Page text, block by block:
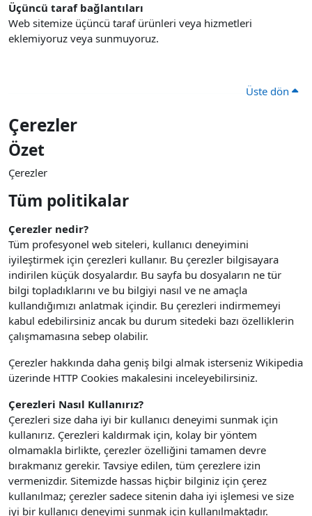
Üçüncü taraf bağlantıları
Web sitemize üçüncü taraf ürünleri veya hizmetleri
eklemiyoruz veya sunmuyoruz.
Üste dön
Çerezler
Özet
Çerezler
Tüm politikalar
Çerezler nedir?
Tüm profesyonel web siteleri, kullanıcı deneyimini
iyileştirmek için çerezleri kullanır. Bu çerezler bilgisayara
indirilen küçük dosyalardır. Bu sayfa bu dosyaların ne tür
bilgi topladıklarını ve bu bilgiyi nasıl ve ne amaçla
kullandığımızı anlatmak içindir. Bu çerezleri indirmemeyi
kabul edebilirsiniz ancak bu durum sitedeki bazı özelliklerin
çalışmamasına sebep olabilir.
Çerezler hakkında daha geniş bilgi almak isterseniz Wikipedia
üzerinde HTTP Cookies makalesini inceleyebilirsiniz.
Çerezleri Nasıl Kullanırız?
Çerezleri size daha iyi bir kullanıcı deneyimi sunmak için
kullanırız. Çerezleri kaldırmak için, kolay bir yöntem
olmamakla birlikte, çerezler özelliğini tamamen devre
bırakmanız gerekir. Tavsiye edilen, tüm çerezlere izin
vermenizdir. Sitemizde hassas hiçbir bilginiz için çerez
kullanılmaz; çerezler sadece sitenin daha iyi işlemesi ve size
iyi bir kullanıcı deneyimi sunmak için kullanılmaktadır.